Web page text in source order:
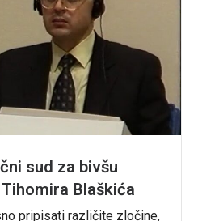
sud za bivšu
Blaškića
pripisati različite zločine,